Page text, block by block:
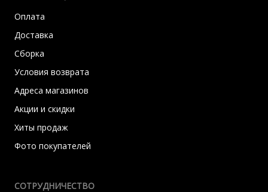
Оплата
Доставка
Сборка
Условия возврата
Адреса магазинов
Акции и скидки
Хиты продаж
Фото покупателей
СОТРУДНИЧЕСТВО